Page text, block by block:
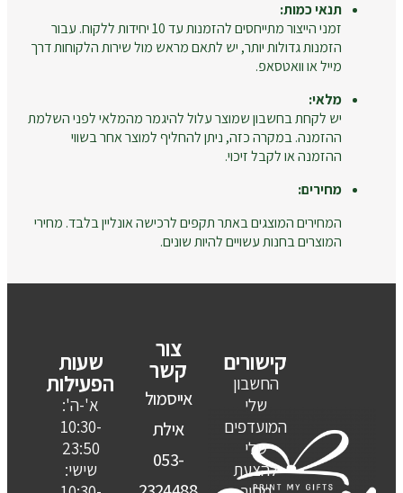
תנאי כמות:
זמני הייצור מתייחסים להזמנות עד 10 יחידות ללקוח. עבור
הזמנות גדולות יותר, יש לתאם מראש מול שירות הלקוחות דרך
מייל או וואטסאפ.
מלאי:
יש לקחת בחשבון שמוצר עלול להיגמר מהמלאי לפני השלמת
ההזמנה. במקרה כזה, ניתן להחליף למוצר אחר בשווי
ההזמנה או לקבל זיכוי.
מחירים:
המחירים המוצגים באתר תקפים לרכישה אונליין בלבד. מחירי
המוצרים בחנות עשויים להיות שונים.
קישורים
החשבון
שלי
המועדפים
שלי
להצעת
צור
קשר
אייסמול
אילת
053-
שעות
הפעילות
א'-ה':
10:30-
23:50
שישי: